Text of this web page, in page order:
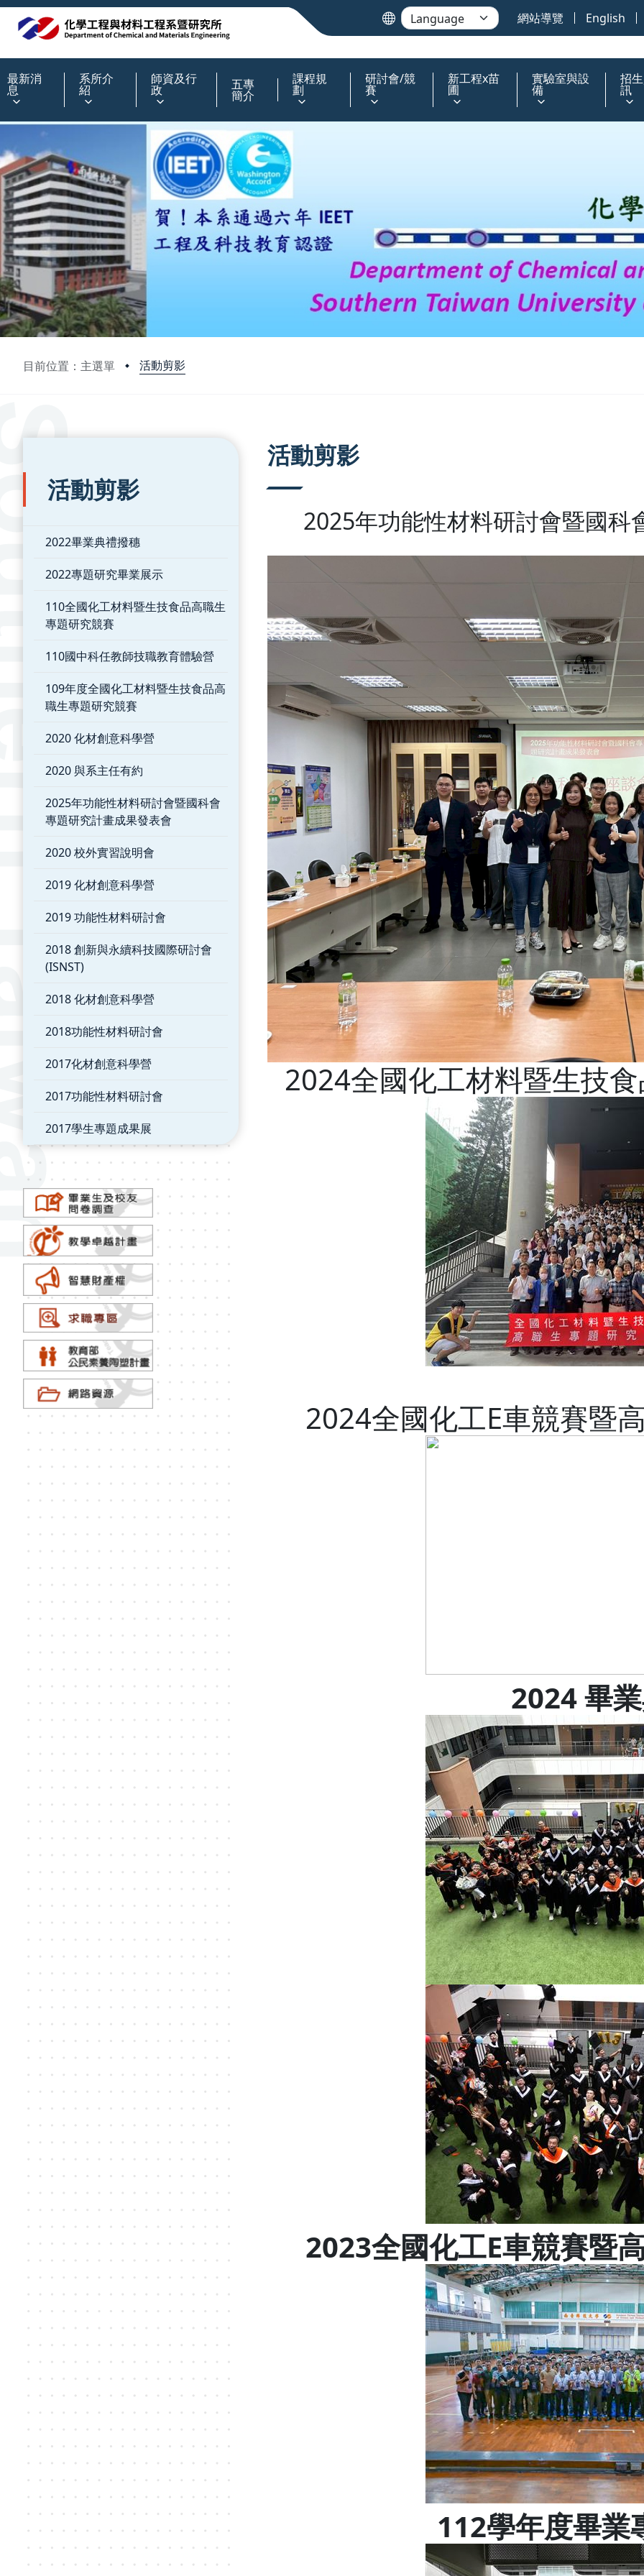
網站導覽 English
最新消
息
系所介
紹
師資及行
政 五專
簡介
課程規
劃
研討會/競
賽
新工程x苗
圃
實驗室與設
備
招
訊
目前位置：主選單 活動剪影
:::
活動剪影
2022畢業典禮撥穗
2022專題研究畢業展示
110全國化工材料暨生技食品高職生
專題研究競賽
110國中科任教師技職教育體驗營
109年度全國化工材料暨生技食品高
職生專題研究競賽
2020 化材創意科學營
2020 與系主任有約
2025年功能性材料研討會暨國科會
專題研究計畫成果發表會
2020 校外實習說明會
2019 化材創意科學營
2019 功能性材料研討會
2018 創新與永續科技國際研討會
(ISNST)
2018 化材創意科學營
2018功能性材料研討會
2017化材創意科學營
2017功能性材料研討會
2017學生專題成果展
活動剪影
2025年功能性材料研討會暨國科
2024全國化工材料暨生技
2024全國化工E車競賽暨
2024 畢
2023全國化工E車競賽暨
112學年度畢業